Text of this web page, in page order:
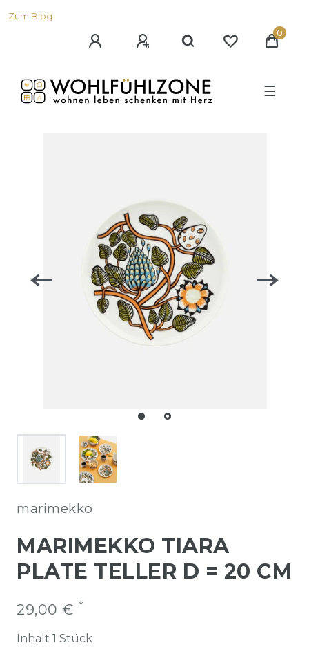
Zum Blog
0
☰
marimekko
MARIMEKKO TIARA
PLATE TELLER D = 20 CM
29,00 € *
Inhalt 1 Stück